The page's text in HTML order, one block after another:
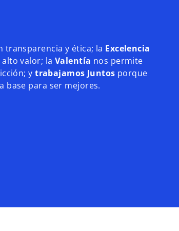
transparencia y ética; la Excelencia
valor; la Valentía nos permite
ytrabajamos Juntos porque
base para ser mejores.